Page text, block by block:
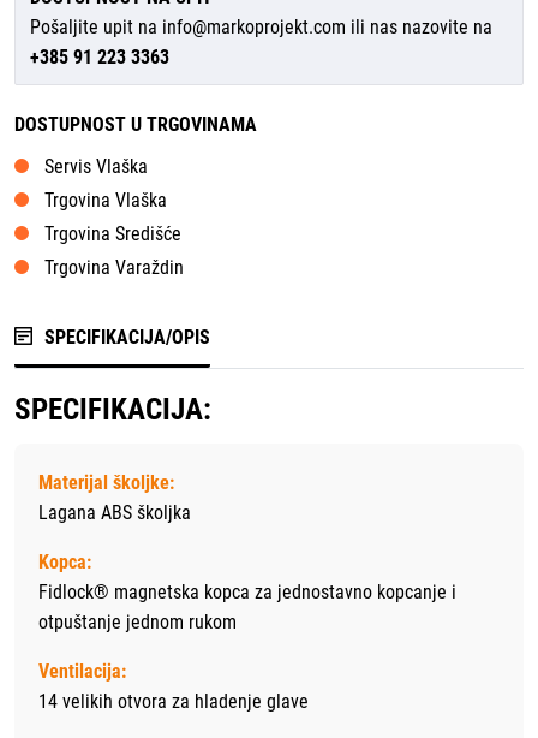
Pošaljite upit na info@markoprojekt.com ili nas nazovite na
+385 91 223 3363
DOSTUPNOST U TRGOVINAMA
Servis Vlaška
Trgovina Vlaška
Trgovina Središće
Trgovina Varaždin
SPECIFIKACIJA/OPIS
SPECIFIKACIJA:
Materijal školjke:
Lagana ABS školjka
Kopca:
Fidlock® magnetska kopca za jednostavno kopcanje i
otpuštanje jednom rukom
Ventilacija:
14 velikih otvora za hladenje glave